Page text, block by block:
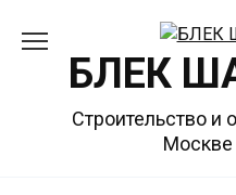
содержаниюБЛЕК
Строительство и
Москве